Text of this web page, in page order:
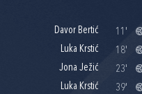
Davor Bertić
11'
Luka Krstić
18'
Jona Ježić
23'
Luka Krstić
39'